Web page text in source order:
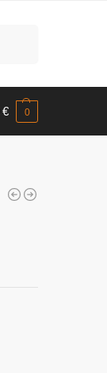
€ 0